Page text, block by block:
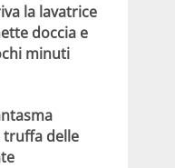
la lavatrice
doccia e
minuti
truffa delle